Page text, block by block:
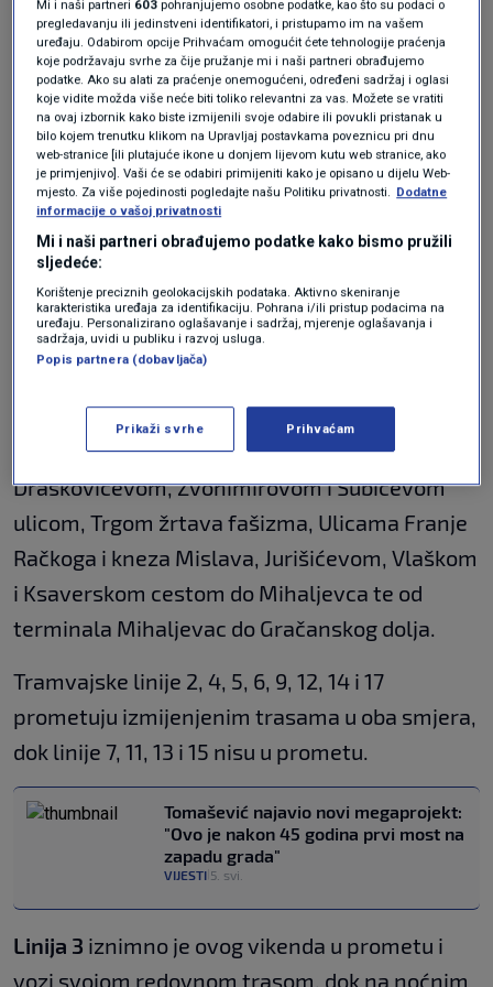
U sklopu projekta "1. faza modernizacija
tramvajske infrastrukture u gradu Zagrebu - II.
faza projekta", čiji je cilj dodatno podizanje
razine učinkovitosti i efikasnosti sustava
javnog gradskog prijevoza, kao i povećanje
broja putnika te smanjenje emisije CO2,
započinju radovi na modernizaciji ispravljačke
stanice Patačićkina, navodi ZET.
Stoga je u subotu i nedjelju, 16. i 17. svibnja,
ulicom od Glavnog kolodvora do Držićeve,
zatim Avenijom Marina Držića,
Draškovićevom, Zvonimirovom i Šubićevom
ulicom, Trgom žrtava fašizma, Ulicama Franje
Račkoga i kneza Mislava, Jurišićevom, Vlaškom
i Ksaverskom cestom do Mihaljevca te od
terminala Mihaljevac do Gračanskog dolja.
Tramvajske linije 2, 4, 5, 6, 9, 12, 14 i 17
prometuju izmijenjenim trasama u oba smjera,
dok linije 7, 11, 13 i 15 nisu u prometu.
Tomašević najavio novi megaprojekt:
"Ovo je nakon 45 godina prvi most na
zapadu grada"
VIJESTI 5. svi.
Linija 3 iznimno je ovog vikenda u prometu i
vozi svojom redovnom trasom, dok na noćnim
Mi i naši partneri 603 pohranjujemo osobne podatke, kao što su podaci o
pregledavanju ili jedinstveni identifikatori, i pristupamo im na vašem
uređaju. Odabirom opcije Prihvaćam omogućit ćete tehnologije praćenja
koje podržavaju svrhe za čije pružanje mi i naši partneri obrađujemo
podatke. Ako su alati za praćenje onemogućeni, određeni sadržaj i oglasi
koje vidite možda više neće biti toliko relevantni za vas. Možete se vratiti
na ovaj izbornik kako biste izmijenili svoje odabire ili povukli pristanak u
bilo kojem trenutku klikom na Upravljaj postavkama poveznicu pri dnu
web-stranice [ili plutajuće ikone u donjem lijevom kutu web stranice, ako
je primjenjivo]. Vaši će se odabiri primijeniti kako je opisano u dijelu Web-
mjesto. Za više pojedinosti pogledajte našu Politiku privatnosti. Dodatne
informacije o vašoj privatnosti
Mi i naši partneri obrađujemo podatke kako bismo pružili
sljedeće:
Korištenje preciznih geolokacijskih podataka. Aktivno skeniranje
karakteristika uređaja za identifikaciju. Pohrana i/ili pristup podacima na
uređaju. Personalizirano oglašavanje i sadržaj, mjerenje oglašavanja i
sadržaja, uvidi u publiku i razvoj usluga.
Popis partnera (dobavljača)
Prikaži svrhe Prihvaćam